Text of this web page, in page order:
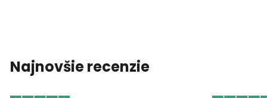
Najnovšie recenzie